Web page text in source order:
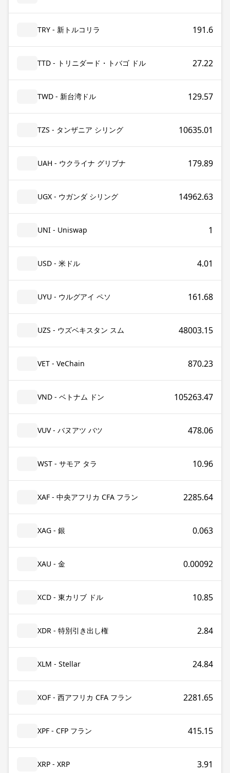
TRY - 新トルコリラ 191.6
TTD - トリニダード・トバゴ ドル 27.22
TWD - 新台湾ドル 129.57
TZS - タンザニア シリング 10635.01
UAH - ウクライナ グリブナ 179.89
UGX - ウガンダ シリング 14962.63
UNI - Uniswap 1
USD - 米ドル 4.01
UYU - ウルグアイ ペソ 161.68
UZS - ウズベキスタン スム 48003.15
VET - VeChain 870.23
VND - ベトナム ドン 105263.47
VUV - バヌアツ バツ 478.06
WST - サモア タラ 10.96
XAF - 中央アフリカ CFA フラン 2285.64
XAG - 銀 0.063
XAU - 金 0.00092
XCD - 東カリブ ドル 10.85
XDR - 特別引き出し権 2.84
XLM - Stellar 24.84
XOF - 西アフリカ CFA フラン 2281.65
XPF - CFP フラン 415.15
XRP - XRP 3.91